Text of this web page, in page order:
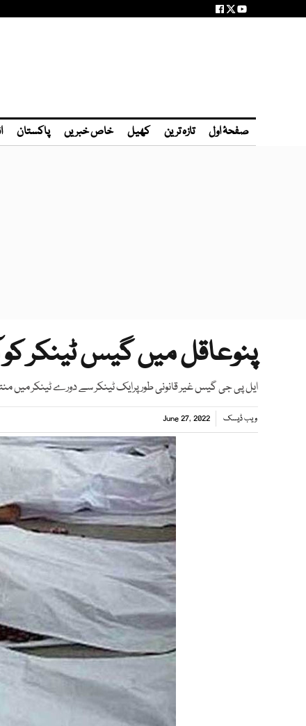
صفحۂ اول تازہ ترین کھیل خاص خبریں پاکستان
پنوعاقل میں گیس ٹینکر
ایل پی جی گیس غیر قانونی طورپرایک ٹینکر سے دورے ٹینکر میں
ویب ڈیسک June 27, 2022